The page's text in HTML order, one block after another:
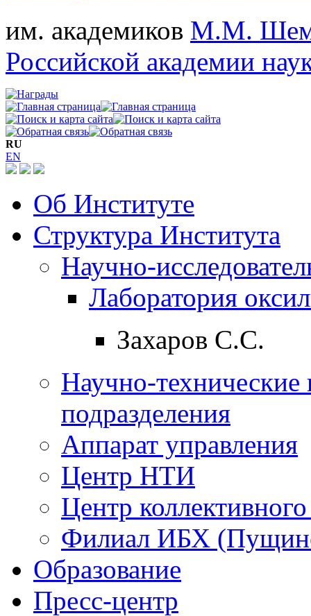
им. академиков М.М.
Российской академии
RU
EN
Об Институте
Структура Института
Научно-
Лаборатория
Захаров С.С.
Научно-технические
подразделения
Аппарат управления
Центр НТИ
Центр
Филиал ИБХ
Образование
Пресс-центр